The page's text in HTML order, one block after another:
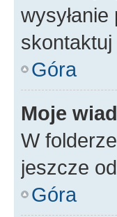
Góra
Moje
W
jeszcze
Góra